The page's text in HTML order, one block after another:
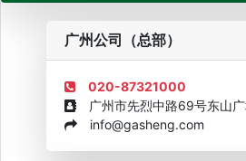
广州公司（总部）
020-87321000
广州市先烈中路69号东山
info@gasheng.com